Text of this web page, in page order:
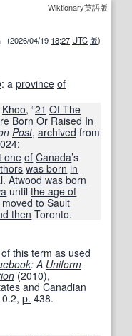
Wiktionary英語版
』 (2026/04/19 18:27 UTC 版)
: a province of
Khoo, “21 Of The
Born Or Raised In
Post‎, archived from
:
one of Canada’s
was born in
Atwood was born
untilthe age of
moved to Sault
then Toronto.
of this term as used
: A Uniform
(2010),
and Canadian
p. 438.